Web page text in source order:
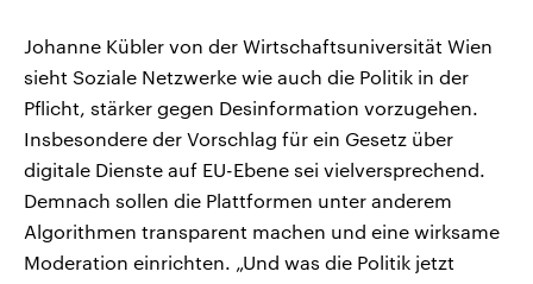
Johanne Kübler von der Wirtschaftsuniversität Wien
sieht Soziale Netzwerke wie auch die Politik in der
Pflicht, stärker gegen Desinformation vorzugehen.
Insbesondere der Vorschlag für ein Gesetz über
digitale Dienste auf EU-Ebene sei vielversprechend.
Demnach sollen die Plattformen unter anderem
Algorithmen transparent machen und eine wirksame
Moderation einrichten. „Und was die Politik jetzt